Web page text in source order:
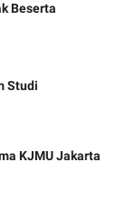
Beserta
Studi
KJMU Jakarta